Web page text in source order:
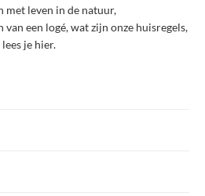
met leven in de natuur,
een logé, wat zijn onze huisregels,
je hier.